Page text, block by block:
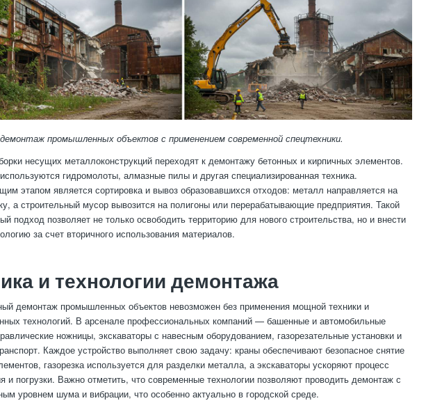
промышленных объектов с применением современной спецтехники.
несущих металлоконструкций переходят к демонтажу бетонных и кирпичных элементов.
гидромолоты, алмазные пилы и другая специализированная техника.
этапом является сортировка и вывоз образовавшихся отходов: металл направляется на
а строительный мусор вывозится на полигоны или перерабатывающие предприятия. Такой
подход позволяет не только освободить территорию для нового строительства, но и внести
за счет вторичного использования материалов.
и технологии демонтажа
демонтаж промышленных объектов невозможен без применения мощной техники и
технологий. В арсенале профессиональных компаний — башенные и автомобильные
ножницы, экскаваторы с навесным оборудованием, газорезательные установки и
Каждое устройство выполняет свою задачу: краны обеспечивают безопасное снятие
газорезка используется для разделки металла, а экскаваторы ускоряют процесс
и погрузки. Важно отметить, что современные технологии позволяют проводить демонтаж с
уровнем шума и вибрации, что особенно актуально в городской среде.